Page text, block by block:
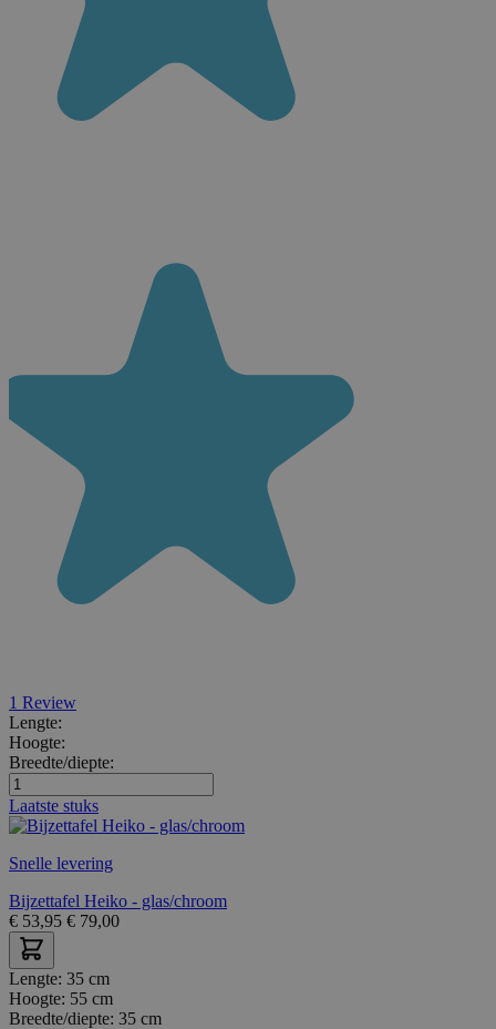
1 Review
Lengte:
Hoogte:
Breedte/diepte:
Laatste stuks
Snelle levering
Bijzettafel Heiko - glas/chroom
€ 53,95 € 79,00
Lengte: 35 cm
Hoogte: 55 cm
Breedte/diepte: 35 cm